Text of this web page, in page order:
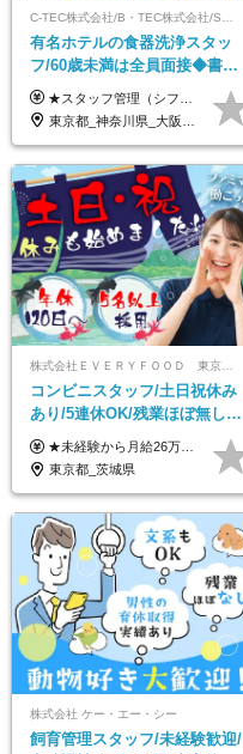
有名ホテルの食器洗浄スタッ
フ/60歳未満は全員面接◆書類
選考なし◆ブランクOK◆月25
万～ ◆40～50代活躍
★スタッフ管理（シフト調整など）の経験があれば【月給28万円以上】 ★賞与支給実績：基本給の2ヶ月分～3ヶ月分 ＝＝ライフスタイルに合わせて働き方を選べます＝＝ ■正社員 ＜未経験者＞月給25万円～35万円＋賞与年2回 ＜経験者＞月給28万円～35万円＋賞与年2回 ※経験やスキルに応じて決定します ※残業代全額支給 ※試用期間（3ヶ月間）中の雇用形態や待遇に差異はありません ※正社員の場合、転勤の可能性あり ■契約社員 月給22万円～＋残業代全額支給 ※契約社員の場合、賞与の支給および転勤の可能性はありません ※勤務時間や勤務日数の希望があればご相談に応じます ※試用期間なし ※契約の更新 有(勤務状況により判断する) 更新上限 有(通算契約期間の上限 1年/更新回数の上限 なし)
東京都_神奈川県_大阪府_愛知県_北海道_京都府_福岡県_沖縄県
株式会社ＥＶＥＲＹＦＯＯＤ 東京本社
コンビニスタッフ/土日祝休み
あり/5連休OK/残業ほぼ無し/
賞与年2回/トイレ掃除・夜勤
無し/面接1回
★未経験から月給26万円スタート！ ★毎年1回（12月）の昇給＋賞与（年2回）で給与にしっかり反映！ 月給26万円＋賞与年2回＋交通費全額支給 ※リーダー・店長昇格後は基本給2万円UP＋役職手当支給 ※経験・スキルを考慮の上、決定します ※上記金額には固定残業代（21時間分・3万7300円以上）を含みます。超過分は別途全額支給します ※試用期間3ヶ月間あり（期間中の給与・待遇に差異はありません）
東京都_茨城県
株式会社 ケー・エー・シー
飼育管理スタッフ/未経験歓迎/